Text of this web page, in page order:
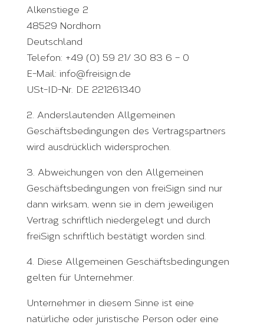
Alkenstiege 2
48529 Nordhorn
Deutschland
Telefon: +49 (0) 59 21/ 30 83 6 – 0
E-Mail: info@freisign.de
USt-ID-Nr. DE 221261340
2. Anderslautenden Allgemeinen
Geschäftsbedingungen des Vertragspartners
wird ausdrücklich widersprochen.
3. Abweichungen von den Allgemeinen
Geschäftsbedingungen von freiSign sind nur
dann wirksam, wenn sie in dem jeweiligen
Vertrag schriftlich niedergelegt und durch
freiSign schriftlich bestätigt worden sind.
4. Diese Allgemeinen Geschäftsbedingungen
gelten für Unternehmer.
Unternehmer in diesem Sinne ist eine
natürliche oder juristische Person oder eine